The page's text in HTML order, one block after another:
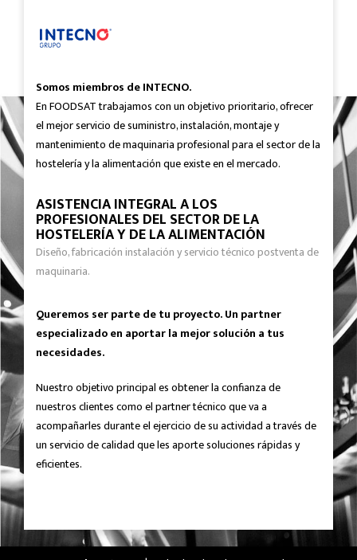
Somos miembros de INTECNO.
En FOODSAT trabajamos con un objetivo prioritario, ofrecer
el mejor servicio de suministro, instalación, montaje y
mantenimiento de maquinaria profesional para el sector de la
hostelería y la alimentación que existe en el mercado.
ASISTENCIA INTEGRAL A LOS
PROFESIONALES DEL SECTOR DE LA
HOSTELERÍA Y DE LA ALIMENTACIÓN
Diseño, fabricación instalación y servicio técnico postventa de
maquinaria.
Queremos ser parte de tu proyecto. Un partner
especializado en aportar la mejor solución a tus
necesidades.
Nuestro objetivo principal es obtener la confianza de
nuestros clientes como el partner técnico que va a
acompañarles durante el ejercicio de su actividad a través de
un servicio de calidad que les aporte soluciones rápidas y
eficientes.